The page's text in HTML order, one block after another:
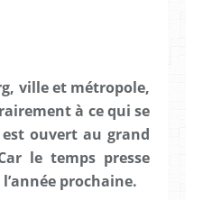
ville et métropole,
à ce qui se
ouvert au grand
le temps presse
prochaine.